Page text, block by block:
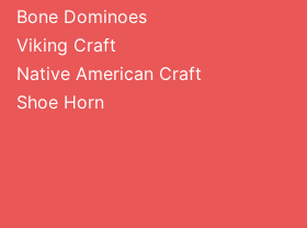
Bone Dominoes
Viking Craft
Native American Craft
Shoe Horn